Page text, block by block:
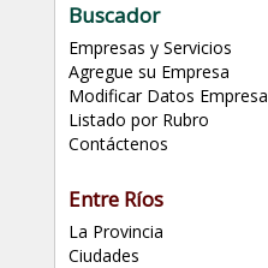
Buscador
Empresas y Servicios
Agregue su Empresa
Modificar Datos Empresa
Listado por Rubro
Contáctenos
Entre Ríos
La Provincia
Ciudades